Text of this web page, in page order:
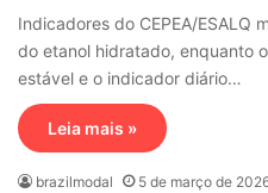
Indicadores do CEPEA/ESALQ
do etanol hidratado, enquanto
estável e o indicador diário…
Leia mais »
brazilmodal 5 de março de